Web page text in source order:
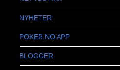
NYHETER
POKER.NO APP
BLOGGER